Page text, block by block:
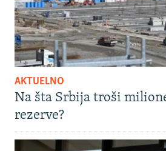
AKTUELNO
Na šta Srbija troši
rezerve?